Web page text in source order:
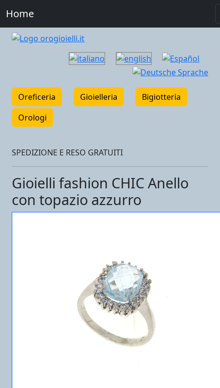
Home
Oreficeria Gioielleria
Bigiotteria
Orologi
SPEDIZIONE E RESO GRATUITI
Gioielli fashion CHIC Anello
con topazio azzurro